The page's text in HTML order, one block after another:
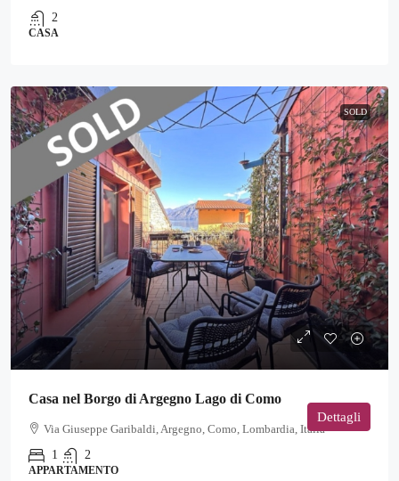
2
CASA
SOLD
Casa nel Borgo di Argegno Lago di Como
Via Giuseppe Garibaldi, Argegno, Como, Lombardia, Italia
1
2
APPARTAMENTO
Dettagli